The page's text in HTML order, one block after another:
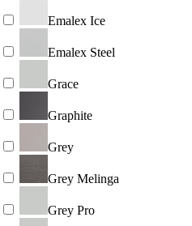
Emalex Ice
Emalex Steel
Grace
Graphite
Grey
Grey Melinga
Grey Pro